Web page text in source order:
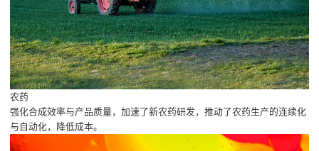
农药
强化合成效率与产品质量，加速了新农药研发，推动了农药生产的连续化
与自动化，降低成本。